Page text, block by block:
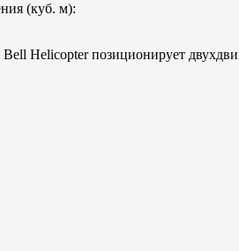
(куб. м):
Helicopter позиционирует